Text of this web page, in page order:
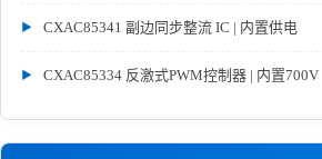
CXAC85341 副边同步整流 IC | 内置供电
CXAC85334 反激式PWM控制器 | 内置700V